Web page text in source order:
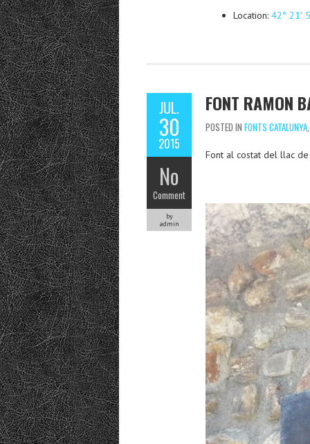
Location: 42° 21′
JUL.
30
2015
No
Comment
by
admin
FONT RAMON
POSTED IN FONTS CATALUNYA
Font al costat del llac